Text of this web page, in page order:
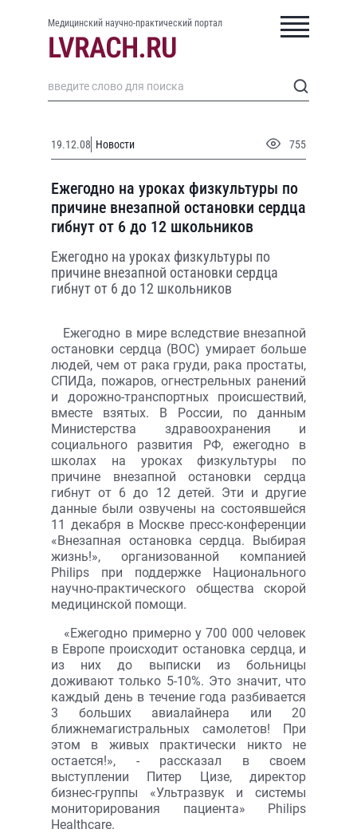
Медицинский научно-практический портал
19.12.08 Новости 755
Ежегодно на уроках физкультуры по
причине внезапной остановки сердца
гибнут от 6 до 12 школьников
Ежегодно на уроках физкультуры по
причине внезапной остановки сердца
гибнут от 6 до 12 школьников
Ежегодно в мире вследствие внезапной
остановки сердца (ВОС) умирает больше
людей, чем от рака груди, рака простаты,
СПИДа, пожаров, огнестрельных ранений
и дорожно-транспортных происшествий,
вместе взятых. В России, по данным
Министерства здравоохранения и
социального развития РФ, ежегодно в
школах на уроках физкультуры по
причине внезапной остановки сердца
гибнут от 6 до 12 детей. Эти и другие
данные были озвучены на состоявшейся
11 декабря в Москве пресс-конференции
«Внезапная остановка сердца. Выбирая
жизнь!», организованной компанией
Philips при поддержке Национального
научно-практического общества скорой
медицинской помощи.
«Ежегодно примерно у 700 000 человек
в Европе происходит остановка сердца, и
из них до выписки из больницы
доживают только 5-10%. Это значит, что
каждый день в течение года разбивается
3 больших авиалайнера или 20
ближнемагистральных самолетов! При
этом в живых практически никто не
остается!», - рассказал в своем
выступлении Питер Цизе, директор
бизнес-группы «Ультразвук и системы
мониторирования пациента» Philips
Healthcare.